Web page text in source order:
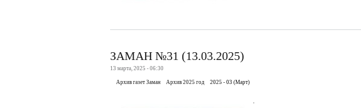
ЗАМАН №31 (13.03.2025)
13 марта, 2025 - 06:30
Архив газет Заман Архив 2025 год 2025 - 03 (Март)